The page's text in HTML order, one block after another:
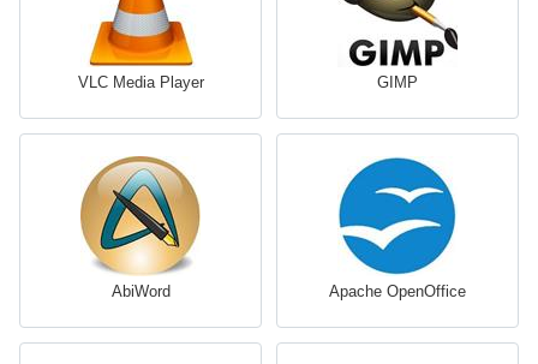
VLC Media Player GIMP
AbiWord Apache OpenOffice